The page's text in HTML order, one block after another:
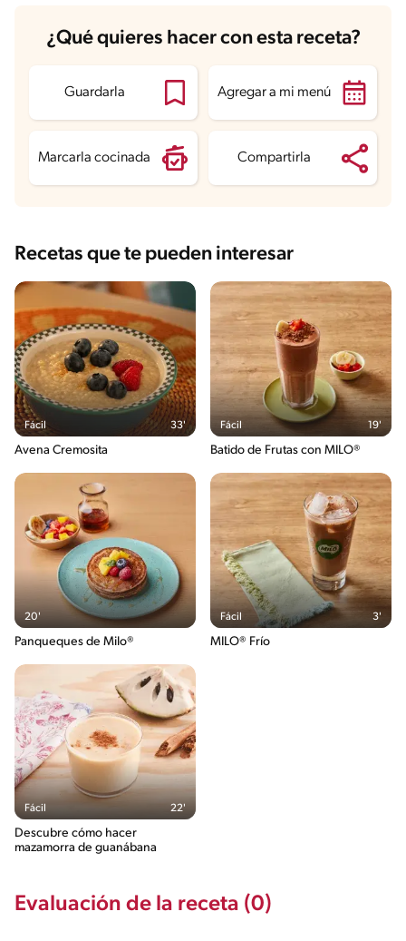
Carbohidratos
46.9 g
Energía 253.1 kcal
Proteína
Grasas saturadas 3.3 g
Sodio 157.3 mg
¿Qué quieres hacer con esta receta?
Guardarla Agregar a mi menú
Marcarla cocinada Compartirla
Recetas que te pueden interesar
Fácil 33'
Avena Cremosita
Fácil 19'
Batido de Frutas con MILO®
20'
Panqueques de Milo®
Fácil 3'
MILO® Frío
Fácil 22'
Descubre cómo hacer
mazamorra de guanábana
Evaluación de la receta (0)